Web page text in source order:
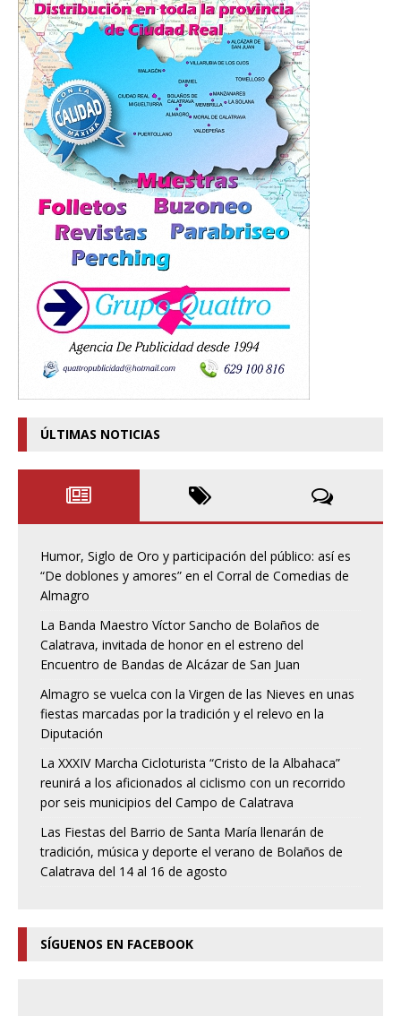
ÚLTIMAS NOTICIAS
Humor, Siglo de Oro y participación del público: así es
“De doblones y amores” en el Corral de Comedias de
Almagro
La Banda Maestro Víctor Sancho de Bolaños de
Calatrava, invitada de honor en el estreno del
Encuentro de Bandas de Alcázar de San Juan
Almagro se vuelca con la Virgen de las Nieves en unas
fiestas marcadas por la tradición y el relevo en la
Diputación
La XXXIV Marcha Cicloturista “Cristo de la Albahaca”
reunirá a los aficionados al ciclismo con un recorrido
por seis municipios del Campo de Calatrava
Las Fiestas del Barrio de Santa María llenarán de
tradición, música y deporte el verano de Bolaños de
Calatrava del 14 al 16 de agosto
SÍGUENOS EN FACEBOOK